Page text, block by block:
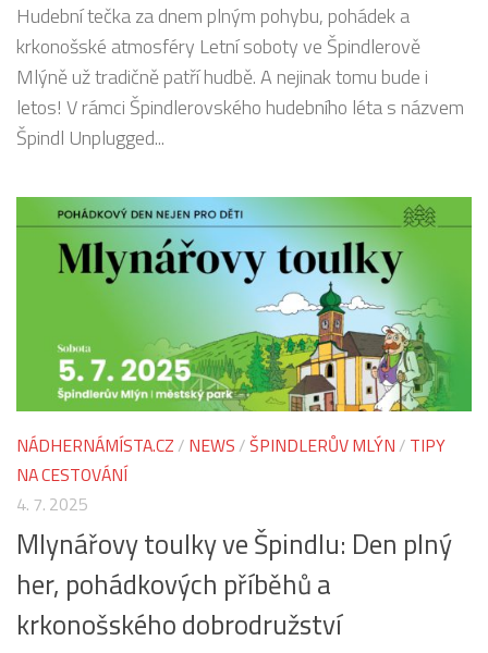
Hudební tečka za dnem plným pohybu, pohádek a
krkonošské atmosféry Letní soboty ve Špindlerově
Mlýně už tradičně patří hudbě. A nejinak tomu bude i
letos! V rámci Špindlerovského hudebního léta s názvem
Špindl Unplugged...
NÁDHERNÁMÍSTA.CZ / NEWS /ŠPINDLERŮV MLÝN / TIPY
NA CESTOVÁNÍ
4. 7. 2025
Mlynářovy toulky ve Špindlu: Den plný
her, pohádkových příběhů a
krkonošského dobrodružství